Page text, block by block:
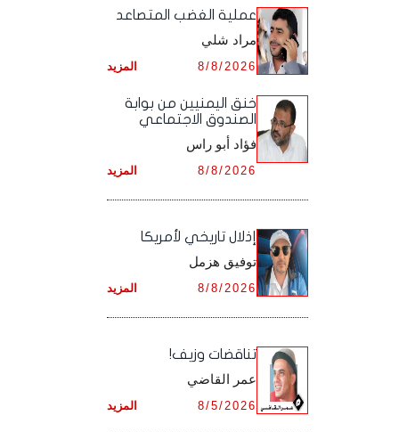
أرشيف شهر نـوفـمـبـر ,
أرشيف شهر ديـسـمـبـر ,
أرشيف شهر أكـتـوبـر ,
أرشيف شهر نـوفـمـبـر ,
أرشيف شهر ديـسـمـبـر ,
أرشيف شهر سـبـتـمـبـر ,
أرشيف شهر أكـتـوبـر ,
أرشيف شهر نـوفـمـبـر ,
أرشيف شهر ديـسـمـبـر ,
‏عملية الغضب المتصاعد
مراد شلي
المزيد 8/8/2026
خنق اليمنيين من بوابة
الصندوق الاجتماعي
فؤاد أبو راس
المزيد 8/8/2026
إذلال تاريخي لأمريكا
توفيق هزمل
المزيد 8/8/2026
تناقضات وزيف!
عمر القاضي
المزيد 8/5/2026